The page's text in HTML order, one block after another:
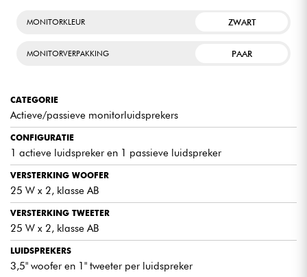
MONITORKLEUR ZWART
MONITORVERPAKKING PAAR
CATEGORIE
Actieve/passieve monitorluidsprekers
CONFIGURATIE
1 actieve luidspreker en 1 passieve luidspreker
VERSTERKING WOOFER
25 W x 2, klasse AB
VERSTERKING TWEETER
25 W x 2, klasse AB
LUIDSPREKERS
3,5" woofer en 1" tweeter per luidspreker